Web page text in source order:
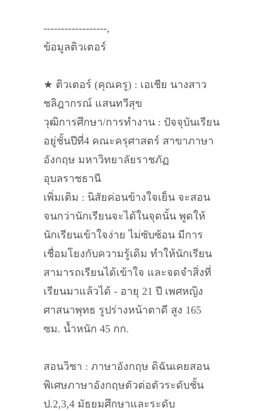
------------------,
ข้อมูลติวเตอร์
★ ติวเตอร์ (คุณครู) : เอเชีย นางสาว
ชลิฎากรณ์ แสนทวีสุข
วุฒิการศึกษา/การทำงาน : ปัจจุบันเรียน
อยู่ชั้นปีที่4 คณะครุศาสตร์ สาขาภาษา
อังกฤษ มหาวิทยาลัยราชภัฏ
อุบลราชธานี
เพิ่มเติม : นิสัยค่อนข้างใจเย็น จะสอน
จนกว่านักเรียนจะได้ในจุดนั้น พูดให้
นักเรียนเข้าใจง่าย ไม่ซับซ้อน มีการ
เชื่อมโยงกับความรู้เดิม ทำให้นักเรียน
สามารถเรียนได้เข้าใจ และจดจำสิ่งที่
เรียนมาแล้วได้ - อายุ 21 ปี เพศหญิง
ศาสนาพุทธ รูปร่างหน้าตาดี สูง 165
ซม. น้ำหนัก 45 กก.
สอนวิชา : ภาษาอังกฤษ ดิฉันเคยสอน
พิเศษภาษาอังกฤษตัวต่อตัวระดับชั้น
ป.2,3,4 มัธยมศึกษาและระดับ